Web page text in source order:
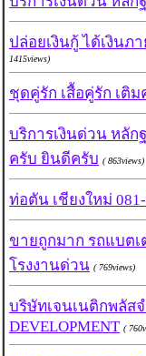
ปล่อยเงินกู้ ได้เงิน
1415views)
ชุดคู่รัก เสื้อคู่รัก เติ
บริการเงินด่วน​ หลั
ครับ​ ยินดีครับ ( 863views)
ท่อตัน เชียงใหม่
ขายถูกมาก รถแบตเ
โรงงานด่วน ( 769views)
บริษัทเจนเนติกพลัสจ
DEVELOPMENT (